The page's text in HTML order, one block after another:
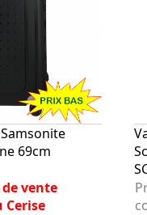
69cm
vente
Cerise